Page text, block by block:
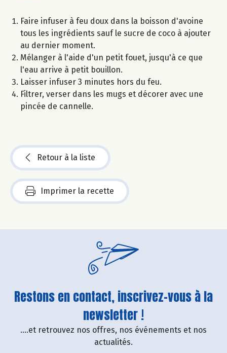
Faire infuser à feu doux dans la boisson d'avoine
tous les ingrédients sauf le sucre de coco à ajouter
au dernier moment.
Mélanger à l'aide d'un petit fouet, jusqu'à ce que
l'eau arrive à petit bouillon.
Laisser infuser 3 minutes hors du feu.
Filtrer, verser dans les mugs et décorer avec une
pincée de cannelle.
Retour à la liste
Imprimer la recette
Restons en contact, inscrivez-vous à la
newsletter !
....et retrouvez nos offres, nos événements et nos
actualités.